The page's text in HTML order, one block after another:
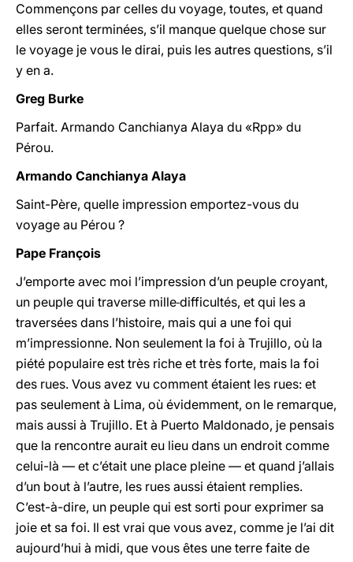
Commençons par celles du voyage, toutes, et quand
elles seront terminées, s’il manque quelque chose sur
le voyage je vous le dirai, puis les autres questions, s’il
y en a.
Greg Burke
Parfait. Armando Canchianya Alaya du «Rpp» du
Pérou.
Armando Canchianya Alaya
Saint-Père, quelle impression emportez-vous du
voyage au Pérou ?
Pape François
J’emporte avec moi l’impression d’un peuple croyant,
un peuple qui traverse mille difficultés, et qui les a
traversées dans l’histoire, mais qui a une foi qui
m’impressionne. Non seulement la foi à Trujillo, où la
piété populaire est très riche et très forte, mais la foi
des rues. Vous avez vu comment étaient les rues: et
pas seulement à Lima, où évidemment, on le remarque,
mais aussi à Trujillo. Et à Puerto Maldonado, je pensais
que la rencontre aurait eu lieu dans un endroit comme
celui-là — et c’était une place pleine — et quand j’allais
d’un bout à l’autre, les rues aussi étaient remplies.
C’est-à-dire, un peuple qui est sorti pour exprimer sa
joie et sa foi. Il est vrai que vous avez, comme je l’ai dit
aujourd’hui à midi, que vous êtes une terre faite de